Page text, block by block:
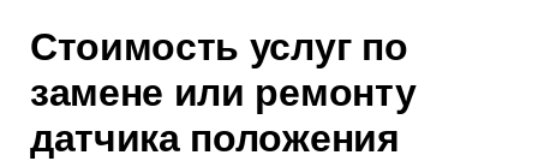
Стоимость услуг по
замене или ремонту
датчика положения